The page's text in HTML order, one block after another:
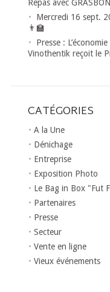
Repas avec
Mercredi 16 sept.
👨‍🏫
Presse :
Vinothentik reçoit le
CATÉGORIES
A la Une
Dénichage
Entreprise
Exposition Photo
Le Bag in Box "Fut
Partenaires
Presse
Secteur
Vente en ligne
Vieux événements